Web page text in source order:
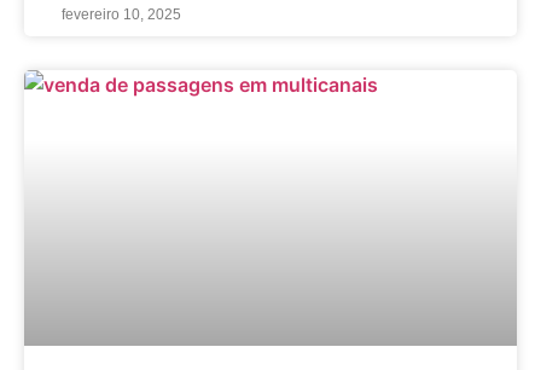
fevereiro 10, 2025